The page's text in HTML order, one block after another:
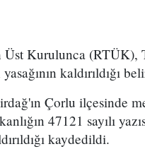
Üst Kurulunca (RTÜK),
kaldırıldığı
Çorlu ilçesinde
47121 sayılı
kaydedildi.